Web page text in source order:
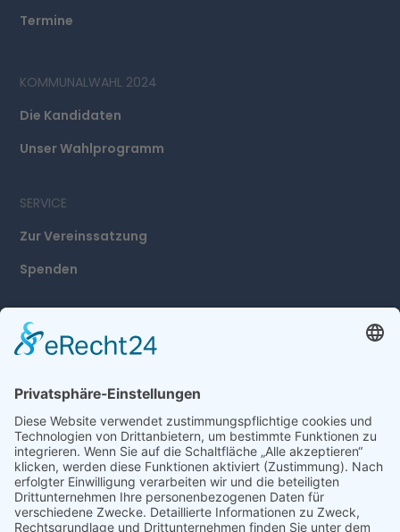
ADRESSE
Frankenthal e.V.
An der kurzen Gewanne 20
67227 Frankenthal
0179/9965581
t.mester@fwg-ft.de
Termine
KOMMUNALWAHL 2024
Die Kandidaten
Unser Wahlprogramm
SERVICE
Zur Vereinssatzung
Spenden